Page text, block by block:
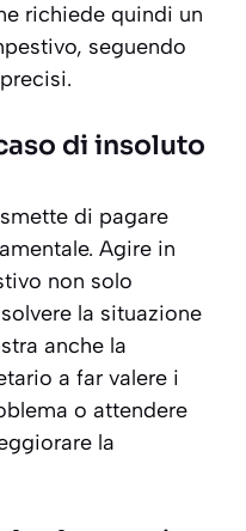
richiede quindi un
seguendo
di insoluto
di pagare
Agire in
non solo
la situazione
anche la
a far valere i
o attendere
la